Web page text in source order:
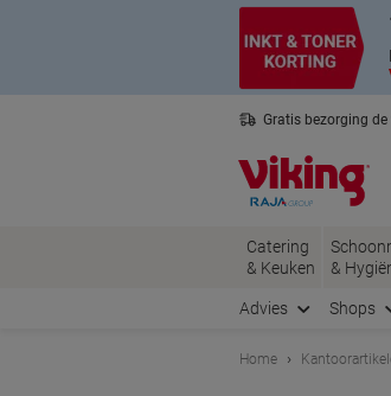
Gratis bezorging
Catering
& Keuken
&
Advies Shops
Home